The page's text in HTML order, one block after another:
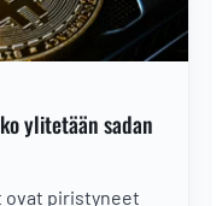
ylitetään sadan
ovat piristyneet